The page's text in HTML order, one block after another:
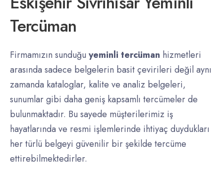
Tercüman
Firmamızın sunduğu yeminli tercüman hizmetleri
arasında sadece belgelerin basit çevirileri değil aynı
zamanda kataloglar, kalite ve analiz belgeleri,
sunumlar gibi daha geniş kapsamlı tercümeler de
bulunmaktadır. Bu sayede müşterilerimiz iş
hayatlarında ve resmi işlemlerinde ihtiyaç duydukları
her türlü belgeyi güvenilir bir şekilde tercüme
ettirebilmektedirler.